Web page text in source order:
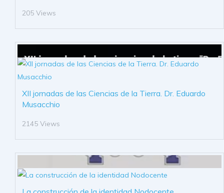
205 Views
XII jornadas de las Ciencias de la Tierra. Dr. Eduardo
Musacchio
2145 Views